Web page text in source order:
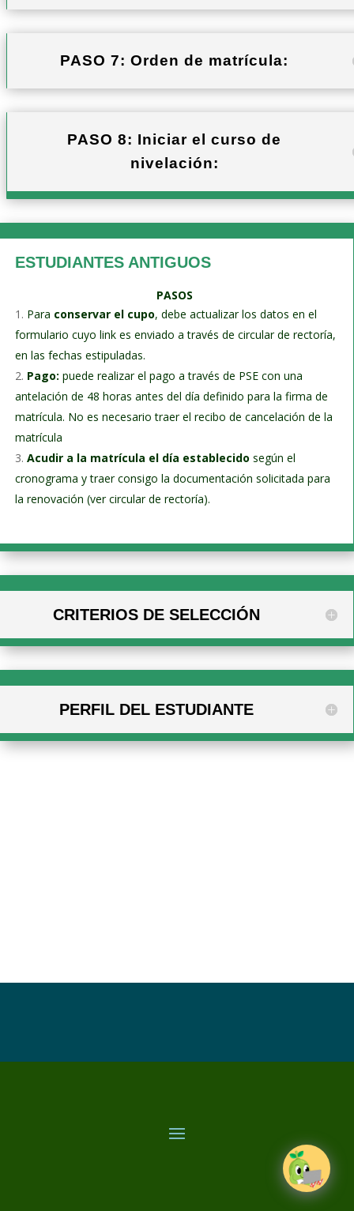
PASO 7: Orden de matrícula:
PASO 8: Iniciar el curso de
nivelación:
ESTUDIANTES ANTIGUOS
PASOS
Para conservar el cupo, debe actualizar los datos en el
formulario cuyo link es enviado a través de circular de rectoría,
en las fechas estipuladas.
Pago: puede realizar el pago a través de PSE con una
antelación de 48 horas antes del día definido para la firma de
matrícula. No es necesario traer el recibo de cancelación de la
matrícula
Acudir a la matrícula el día establecido según el
cronograma y traer consigo la documentación solicitada para
la renovación (ver circular de rectoría).
CRITERIOS DE SELECCIÓN
PERFIL DEL ESTUDIANTE